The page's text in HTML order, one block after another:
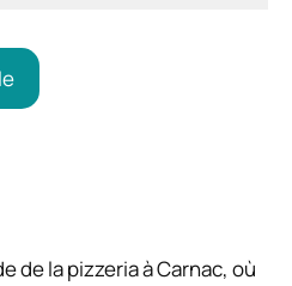
de la pizzeria à Carnac, où